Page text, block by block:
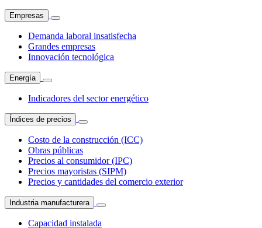
Empresas
Demanda laboral insatisfecha
Grandes empresas
Innovación tecnológica
Energía
Indicadores del sector energético
Índices de precios
Costo de la construcción (ICC)
Obras públicas
Precios al consumidor (IPC)
Precios mayoristas (SIPM)
Precios y cantidades del comercio exterior
Industria manufacturera
Capacidad instalada